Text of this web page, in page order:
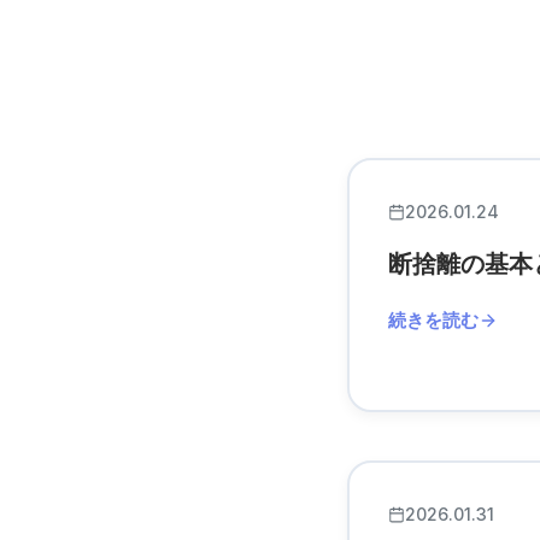
2026.01.24
断捨離の基
続きを読む
2026.01.31